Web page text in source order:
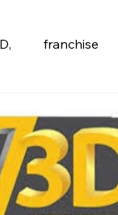
franchise